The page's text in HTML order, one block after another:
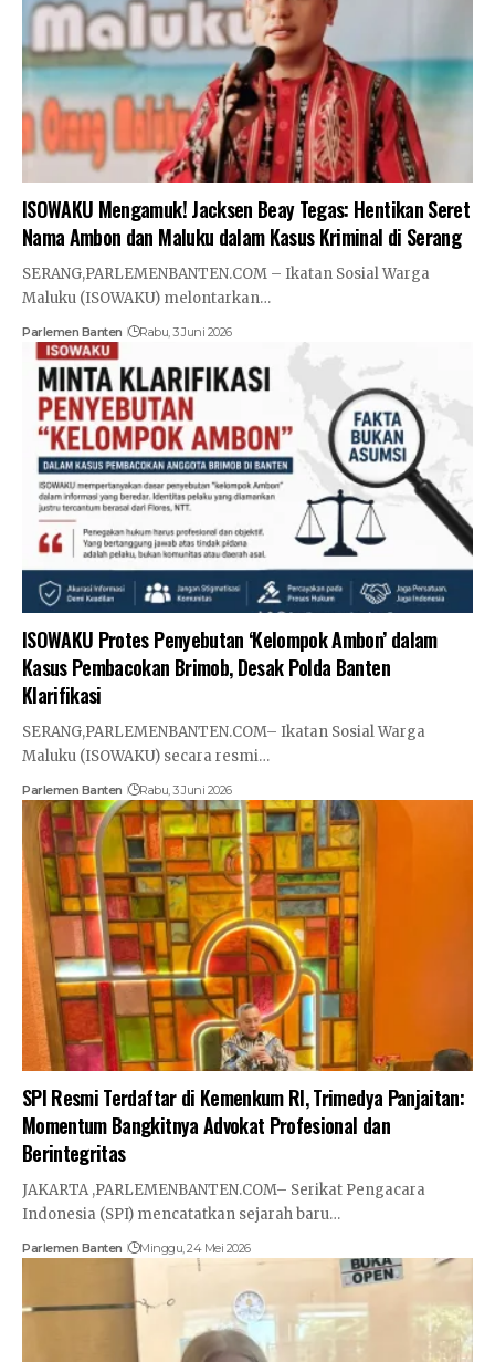
ISOWAKU Mengamuk! Jacksen Beay Tegas: Hentikan Seret
Nama Ambon dan Maluku dalam Kasus Kriminal di Serang
SERANG,PARLEMENBANTEN.COM – Ikatan Sosial Warga
Maluku (ISOWAKU) melontarkan…
Parlemen Banten Rabu, 3 Juni 2026
ISOWAKU Protes Penyebutan ‘Kelompok Ambon’ dalam
Kasus Pembacokan Brimob, Desak Polda Banten
Klarifikasi
SERANG,PARLEMENBANTEN.COM– Ikatan Sosial Warga
Maluku (ISOWAKU) secara resmi…
Parlemen Banten Rabu, 3 Juni 2026
SPI Resmi Terdaftar di Kemenkum RI, Trimedya Panjaitan:
Momentum Bangkitnya Advokat Profesional dan
Berintegritas
JAKARTA ,PARLEMENBANTEN.COM– Serikat Pengacara
Indonesia (SPI) mencatatkan sejarah baru…
Parlemen Banten Minggu, 24 Mei 2026